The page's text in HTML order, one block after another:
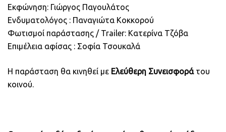
Εκφώνηση: Γιώργος Παγουλάτος
Ενδυματολόγος : Παναγιώτα Κοκκορού
Φωτισμοί παράστασης / Trailer: Κατερίνα Τζόβα
Επιμέλεια αφίσας : Σοφία Τσουκαλά
Η παράσταση θα κινηθεί με Ελεύθερη Συνεισφορά του
κοινού.